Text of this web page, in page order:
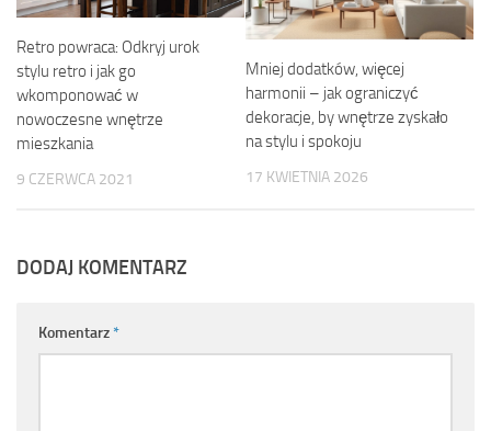
Retro powraca: Odkryj urok
stylu retro i jak go
wkomponować w
nowoczesne wnętrze
mieszkania
9 CZERWCA 2021
Mniej dodatków, więcej
harmonii – jak ograniczyć
dekoracje, by wnętrze zyskało
na stylu i spokoju
17 KWIETNIA 2026
DODAJ KOMENTARZ
Komentarz*